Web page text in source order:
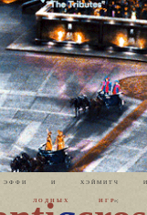
Э Ф Ф И И Х Э Й М И Т
Л О Д Н Ы Х И Г Р»;